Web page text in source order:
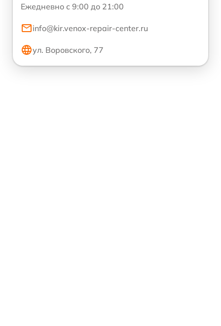
Ежедневно с 9:00 до 21:00
info@kir.venox-repair-center.ru
ул. Воровского, 77